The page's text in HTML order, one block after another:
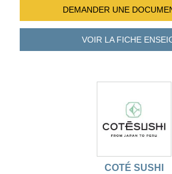
DEMANDER UNE
VOIR LA FICHE
COTÉ SUSHI